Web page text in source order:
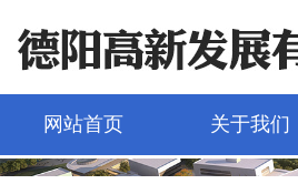
网站首页 关于我们